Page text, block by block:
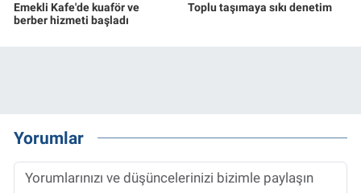
Emekli Kafe'de kuaför ve
berber hizmeti başladı
Toplu taşımaya sıkı denetim
Yorumlar